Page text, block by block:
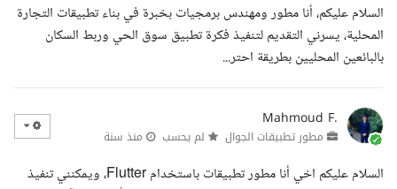
السلام عليكم، أنا مطور ومهندس برمجيات بخبرة في بناء تطبيقات التجارة
المحلية، يسرني التقديم لتنفيذ فكرة تطبيق سوق الحي وربط السكان
بالبائعين المحليين بطريقة احتر...
Mahmoud F.
مطور تطبيقات الجوال لم يحسب منذ سنة
السلام عليكم اخي أنا مطور تطبيقات باستخدام Flutter، ويمكنني تنفيذ